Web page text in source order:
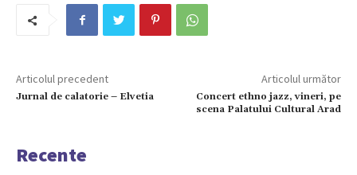
Articolul precedent
Jurnal de calatorie – Elvetia
Articolul următor
Concert ethno jazz, vineri, pe
scena Palatului Cultural Arad
Recente